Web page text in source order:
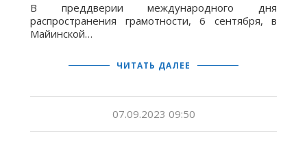
В преддверии международного дня
распространения грамотности, 6 сентября, в
Майинской…
ЧИТАТЬ ДАЛЕЕ
07.09.2023 09:50